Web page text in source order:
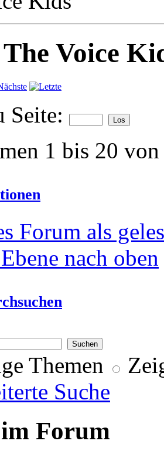
The Voice
Seite:
1 bis 20
Forum als
nach oben
Themen
Suche
Forum